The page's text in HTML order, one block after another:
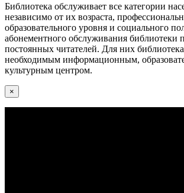
Библиотека обслуживает все категории
независимо от их возраста,
образовательного уровня и социального
абонементного обслуживания библиотеки
постоянных читателей. Для них библиотека
необходимым информационным,
культурным центром.
×